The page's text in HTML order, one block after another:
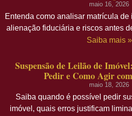
maio 16, 2026
Entenda como analisar matrícula
alienação fiduciária e riscos antes
Saiba mais »
Suspensão de Leilão de
Pedir e Como Agir
maio 18, 2026
Saiba quando é possível pedir
imóvel, quais erros justificam